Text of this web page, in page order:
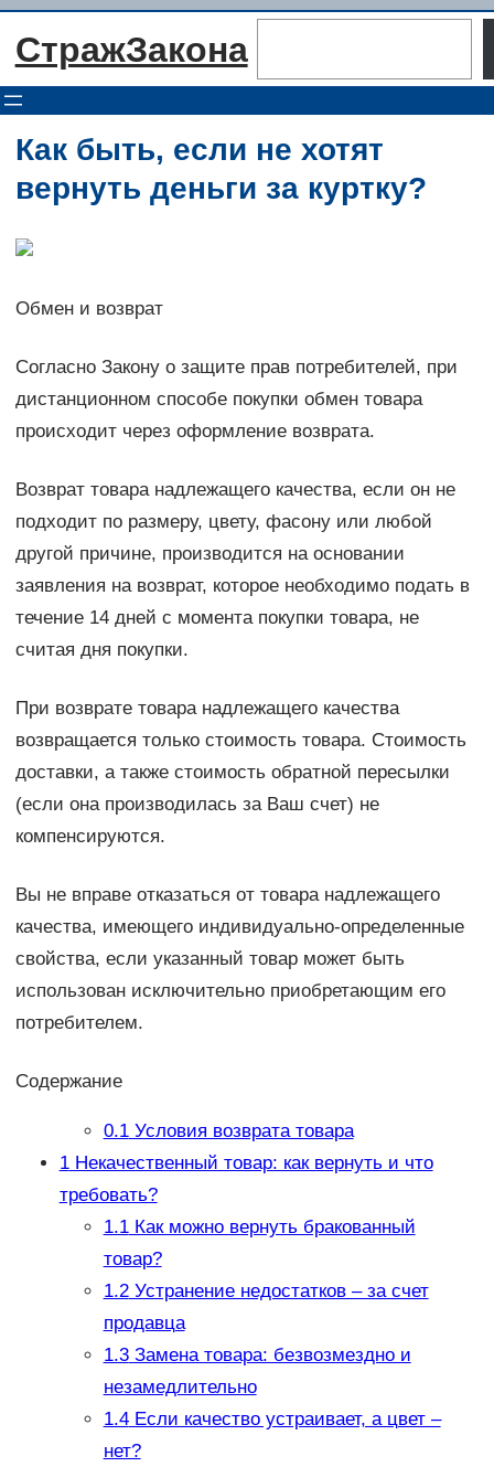
Перейти
СтражЗакона
Как быть, если не хотят
вернуть деньги за куртку?
Обмен и возврат
Согласно Закону о защите прав потребителей, при
дистанционном способе покупки обмен товара
происходит через оформление возврата.
Возврат товара надлежащего качества, если он не
подходит по размеру, цвету, фасону или любой
другой причине, производится на основании
заявления на возврат, которое необходимо подать в
течение 14 дней с момента покупки товара, не
считая дня покупки.
При возврате товара надлежащего качества
возвращается только стоимость товара. Стоимость
доставки, а также стоимость обратной пересылки
(если она производилась за Ваш счет) не
компенсируются.
Вы не вправе отказаться от товара надлежащего
качества, имеющего индивидуально-определенные
свойства, если указанный товар может быть
использован исключительно приобретающим его
потребителем.
Содержание
0.1Условия возврата товара
1Некачественный товар: как вернуть и что
требовать?
1.1Как можно вернуть бракованный
товар?
1.2Устранение недостатков – за счет
продавца
1.3Замена товара: безвозмездно и
незамедлительно
1.4Если качество устраивает, а цвет –
нет?